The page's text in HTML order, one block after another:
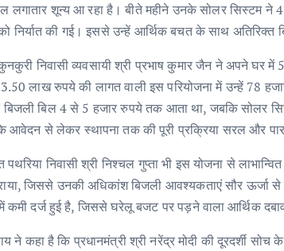
लगातार शून्य आ रहा है। बीते महीने उनके सोलर सिस्टम ने
निर्यात की गई। इससे उन्हें आर्थिक बचत के साथ अतिरिक्त
निवासी व्यवसायी श्री प्रभाष कुमार जैन ने अपने घर में
लाख रुपये की लागत वाली इस परियोजना में उन्हें 78
बिल 4 से 5 हजार रुपये तक आता था, जबकि सोलर
से लेकर स्थापना तक की पूरी प्रक्रिया सरल और
निवासी श्री निश्चल गुप्ता भी इस योजना से
जिससे उनकी अधिकांश बिजली आवश्यकताएं सौर ऊर्जा
कमी दर्ज हुई है, जिससे घरेलू बजट पर पड़ने वाला आर्थिक
ने कहा है कि प्रधानमंत्री श्री नरेंद्र मोदी की दूरदर्शी